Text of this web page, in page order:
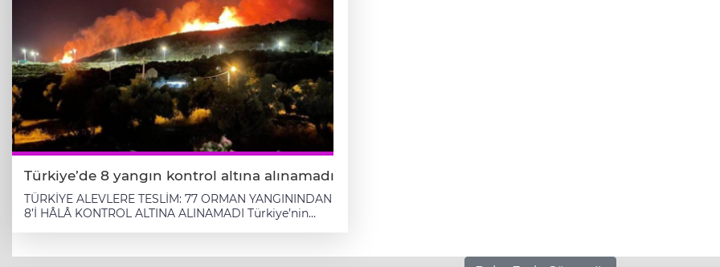
Türkiye’de 8 yangın kontrol altına alınamadı
TÜRKİYE ALEVLERE TESLİM: 77 ORMAN YANGININDAN
8’İ HÂLÂ KONTROL ALTINA ALINAMADI Türkiye’nin
29 Haziran 2025 itibarıyla toplam 77 yangın meydana